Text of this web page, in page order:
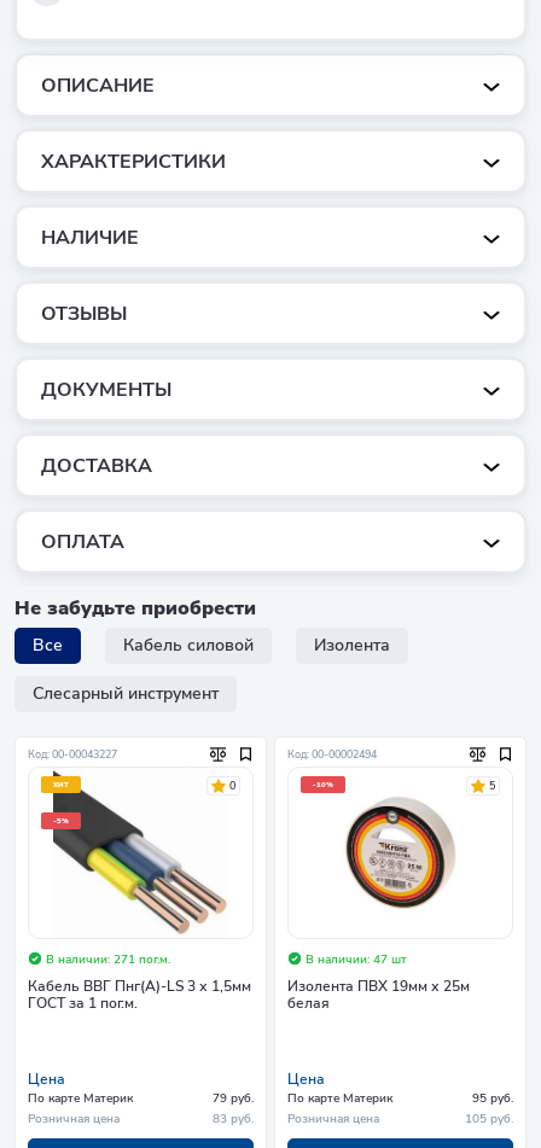
ОПИСАНИЕ
ХАРАКТЕРИСТИКИ
НАЛИЧИЕ
ОТЗЫВЫ
ДОКУМЕНТЫ
ДОСТАВКА
ОПЛАТА
Не забудьте приобрести
Все Кабель силовой Изолента
Слесарный инструмент
Код: 00-00043227
ХИТ
-5%
0
В наличии: 271 пог.м.
Кабель ВВГ Пнг(А)-LS 3 х 1,5мм
ГОСТ за 1 пог.м.
Цена
По карте Материк
79 руб.
Розничная цена
83 руб.
Код: 00-00002494
-10% 5
В наличии: 47 шт
Изолента ПВХ 19мм х 25м
белая
Цена
По карте Материк
95 руб.
Розничная цена
105 руб.